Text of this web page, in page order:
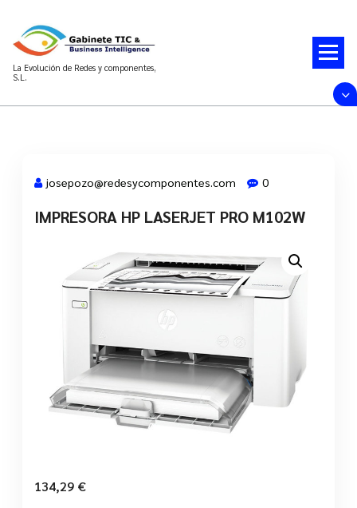
contenido
La Evolución de Redes y componentes,
S.L.
28 Mar, 2022
josepozo@redesycomponentes.com 0
IMPRESORA HP LASERJET PRO M102W
134,29 €